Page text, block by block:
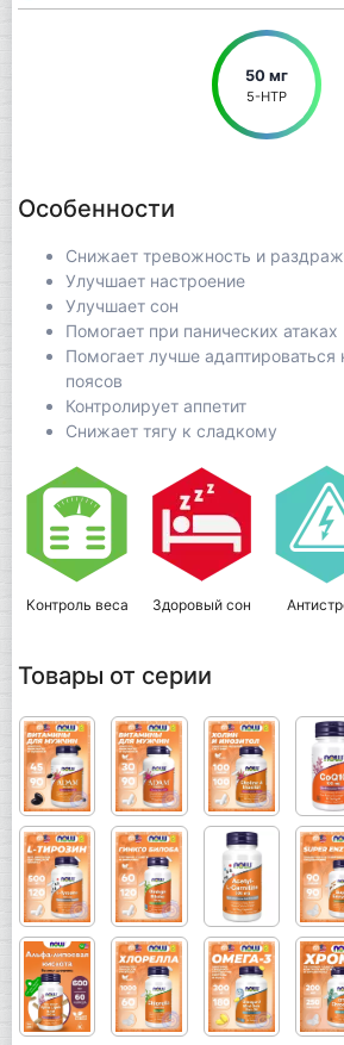
50 мг
5-HTP
Особенности
Снижает тревожность и
Улучшает настроение
Улучшает сон
Помогает при панических атаках
Помогает лучше
поясов
Контролирует аппетит
Снижает тягу к сладкому
Контроль веса Здоровый сон
Товары от серии